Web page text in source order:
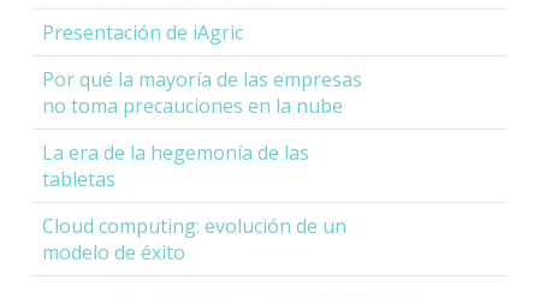
Presentación de iAgric
Por qué la mayoría de las empresas
no toma precauciones en la nube
La era de la hegemonía de las
tabletas
Cloud computing: evolución de un
modelo de éxito